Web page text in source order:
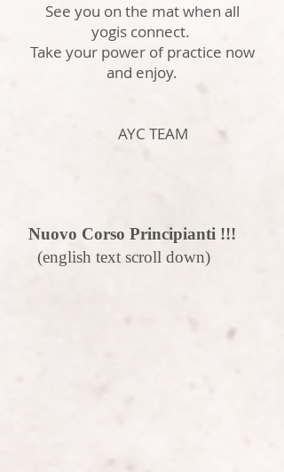
See you on the mat when all
yogis connect.
Take your power of practice now
and enjoy.
AYC TEAM
Nuovo Corso Principianti !!!
(english text scroll down)